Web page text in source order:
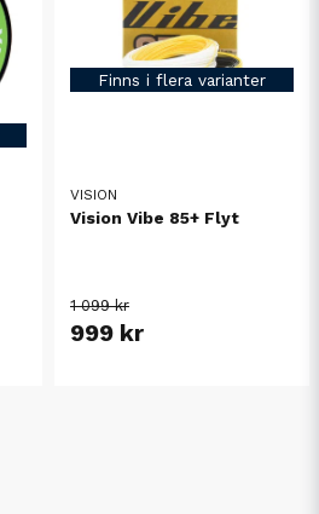
Finns i flera varianter
VISION
Vision Vibe 85+ Flyt
1 099 kr
999 kr